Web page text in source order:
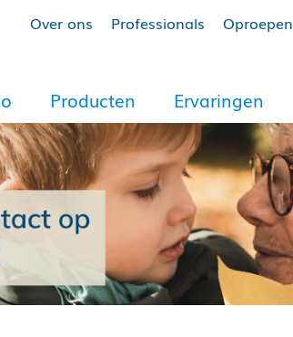
Over ons Professionals Oproepen
Producten Ervaringen